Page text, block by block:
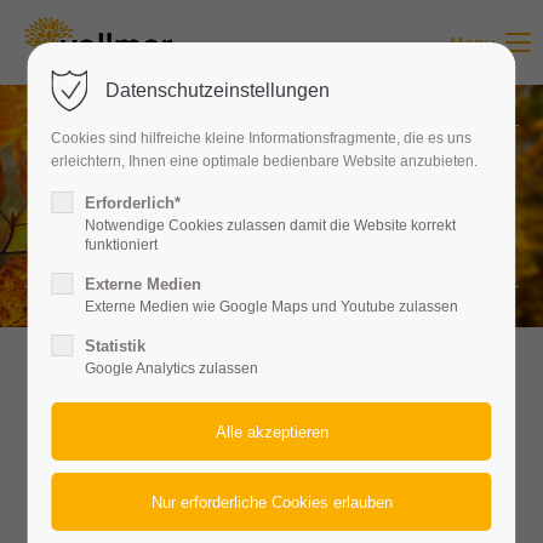
Login
Benutzername
Passwort
Anmelden
Register
Support
Menu
TODESANZEIGE/TRAUERKAR
TEN
Todesanzeige/
Trauerkarten
Datenschutzeinstellungen
Cookies sind hilfreiche kleine Informationsfragmente, die es uns
erleichtern, Ihnen eine optimale bedienbare Website anzubieten.
Erforderlich*
Notwendige Cookies zulassen damit die Website korrekt
funktioniert
Externe Medien
Externe Medien wie Google Maps und Youtube zulassen
Statistik
Google Analytics zulassen